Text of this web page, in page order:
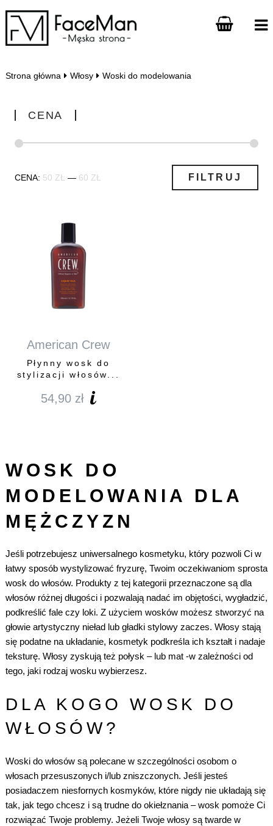
Strona główna Włosy Woski do modelowania
CENA
Cena
Cena FILTRUJ
CENA: 50 ZŁ — 60 ZŁ
WOSK DO
MODELOWANIA DLA
MĘŻCZYZN
Jeśli potrzebujesz uniwersalnego kosmetyku, który pozwoli Ci w
łatwy sposób wystylizować fryzurę, Twoim oczekiwaniom sprosta
wosk do włosów. Produkty z tej kategorii przeznaczone są dla
włosów różnej długości i pozwalają nadać im objętości, wygładzić,
podkreślić fale czy loki. Z użyciem wosków możesz stworzyć na
głowie artystyczny nieład lub gładki stylowy zaczes. Włosy stają
się podatne na układanie, kosmetyk podkreśla ich kształt i nadaje
teksturę. Włosy zyskują też połysk – lub mat -w zależności od
tego, jaki rodzaj wosku wybierzesz.
DLA KOGO WOSK DO
WŁOSÓW?
Woski do włosów są polecane w szczególności osobom o
włosach przesuszonych i/lub zniszczonych. Jeśli jesteś
posiadaczem niesfornych kosmyków, które nigdy nie układają się
tak, jak tego chcesz i są trudne do okiełznania – wosk pomoże Ci
rozwiązać Twoje problemy. Jeżeli Twoje włosy są twarde w
American Crew
Płynny wosk do
stylizacji włosów...
54,90 zł